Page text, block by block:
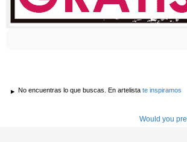
No encuentras lo que buscas. En artelista te inspiramos
Would you